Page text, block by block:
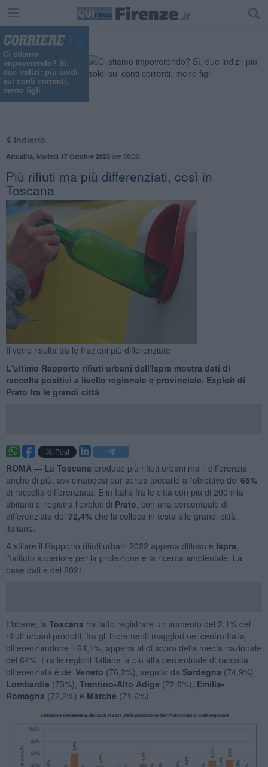
Ci stiamo
impoverendo? Sì,
due indizi: più soldi
sui conti correnti,
meno figli
Indietro
Attualità Martedì 17 Ottobre 2023ore 08:30
Più rifiuti ma più differenziati, così in
Toscana
Il vetro risulta tra le frazioni più differenziate
L'ultimo Rapporto rifiuti urbani dell'Ispra mostra dati di
raccolta positivi a livello regionale e provinciale. Exploit di
Prato fra le grandi città
ROMA — La Toscana produce più rifiuti urbani ma li differenzia
anche di più, avvicinandosi pur senza toccarlo all'obiettivo del 65%
di raccolta differenziata. E in Italia fra le città con più di 200mila
abitanti si registra l'exploit di Prato , con una percentuale di
differenziata del 72,4%che la colloca in testa alle grandi città
italiane.
A stilare il Rapporto rifiuti urbani 2022 appena diffuso è Ispra
l'Istituto superiore per la protezione e la ricerca ambientale. La
base dati è del 2021.
Ebbene, la Toscana ha fatto registrare un aumento del 2,1% dei
rifiuti urbani prodotti, fra gli incrementi maggiori nel centro Italia,
differenziandone il 64,1%, appena al di sopra della media nazionale
del 64%. Fra le regioni italiane la più alta percentuale di raccolta
differenziata è del Veneto (76,2%), seguito da Sardegna (74,9%),
Lombardia (73%), Trentino-Alto Adige (72,6%), Emilia-
Romagna (72,2%) e Marche (71,6%).